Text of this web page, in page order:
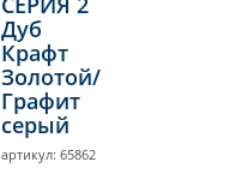
Дуб
Крафт
Золотой/
Графит
серый
артикул: 65862